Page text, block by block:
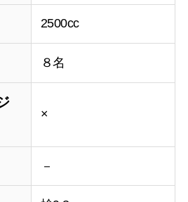
2500cc
８名
×
－